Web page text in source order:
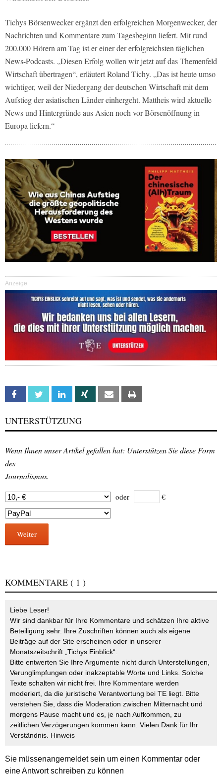
Tichys Börsenwecker ergänzt den erfolgreichen Morgenwecker, der
Nachrichten und Kommentare zum Tagesbeginn liefert. Mit rund
200.000 Hörern am Tag ist er einer der erfolgreichsten täglichen
News-Podcasts. „Diesen Erfolg wollen wir jetzt auf das Themenfeld
Wirtschaft übertragen“, erläutert Roland Tichy. „Das ist heute umso
wichtiger, weil der Niedergang der deutschen Wirtschaft mit dem
Aufstieg der asiatischen Länder einhergeht. Mattheis wird aktuelle
News und Hintergründe aus Asien noch vor Börsenöffnung in
Europa liefern.“
Anzeige
Facebook Twitter Linkedin Xing Email
UNTERSTÜTZUNG
Wenn Ihnen unser Artikel gefallen hat: Unterstützen Sie diese Form
des
Journalismus.
oder €
Weiter
KOMMENTARE ( 1 )
Liebe Leser!
Wir sind dankbar für Ihre Kommentare und schätzen Ihre aktive
Beteiligung sehr. Ihre Zuschriften können auch als eigene
Beiträge auf der Site erscheinen oder in unserer
Monatszeitschrift „Tichys Einblick“.
Bitte entwerten Sie Ihre Argumente nicht durch Unterstellungen,
Verunglimpfungen oder inakzeptable Worte und Links. Solche
Texte schalten wir nicht frei. Ihre Kommentare werden
moderiert, da die juristische Verantwortung bei TE liegt. Bitte
verstehen Sie, dass die Moderation zwischen Mitternacht und
morgens Pause macht und es, je nach Aufkommen, zu
zeitlichen Verzögerungen kommen kann. Vielen Dank für Ihr
Verständnis. Hinweis
Sie müssenangemeldetsein um einen Kommentar oder
eine Antwort schreiben zu können